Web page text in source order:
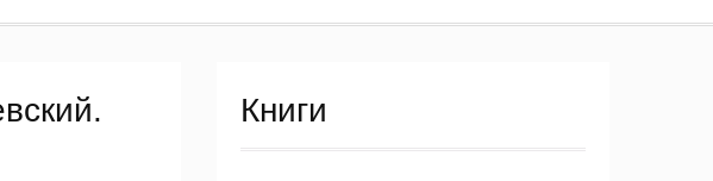
Книги